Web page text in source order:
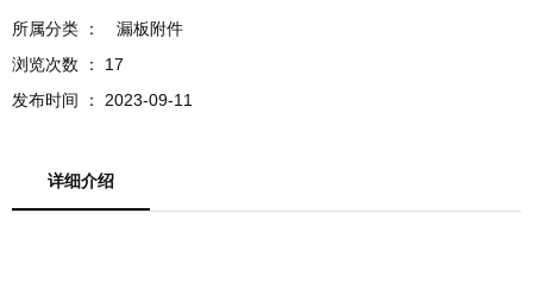
所属分类 ：
漏板附件
浏览次数 ： 17
发布时间 ： 2023-09-11
详细介绍